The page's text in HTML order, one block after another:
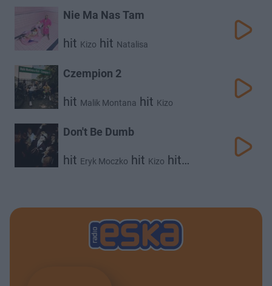
Nie Ma Nas Tam
hit Kizo hit Natalisa
Czempion 2
hit Malik Montana hit Kizo
Don't Be Dumb
hit Eryk Moczko hit Kizo hit